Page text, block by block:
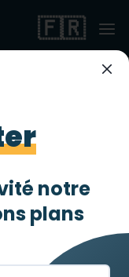
🇫🇷
en
la
/ 4
,FR
notre
plans